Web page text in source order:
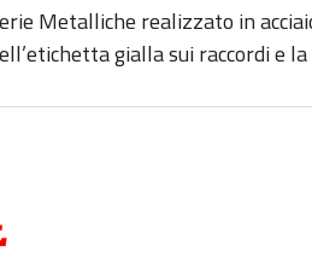
Metalliche realizzato in
gialla sui raccordi e